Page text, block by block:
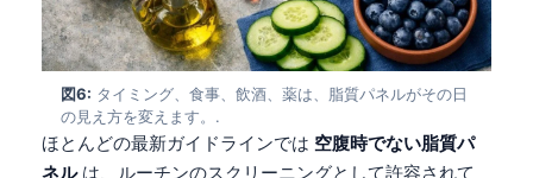
図6: タイミング、食事、飲酒、薬は、脂質パネルがその日
の見え方を変えます。.
ほとんどの最新ガイドラインでは 空腹時でない脂質パ
ネルは、ルーチンのスクリーニングとして許容されて
Հայերեն
Íslenska
Српски језик
Svenska